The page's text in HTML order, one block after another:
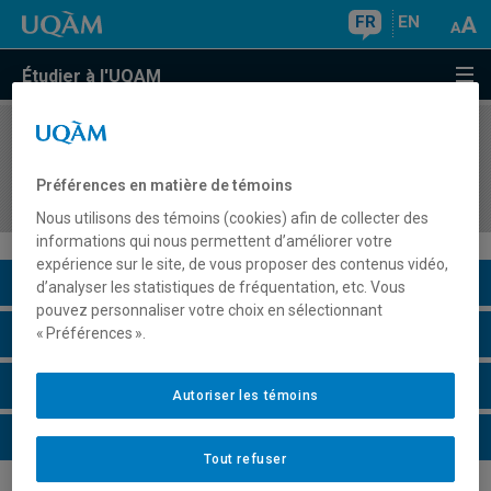
FR EN
Étudier à l'UQAM
COURS//
institutionnels au Canada et au Québec
Description du cours
Horaire - Été 2026
Horaire - Automne 2026
Horaire - Hiver 2027
Préférences en matière de témoins
Nous utilisons des témoins (cookies) afin de collecter des
informations qui nous permettent d’améliorer votre
expérience sur le site, de vous proposer des contenus vidéo,
d’analyser les statistiques de fréquentation, etc. Vous
pouvez personnaliser votre choix en sélectionnant
« Préférences ».
Tout refuser
Autoriser les témoins